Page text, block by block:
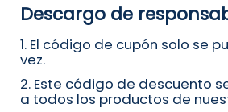
Descargo de
1. El código de cupón solo se
vez.
2. Este código de descuento
a todos los productos de